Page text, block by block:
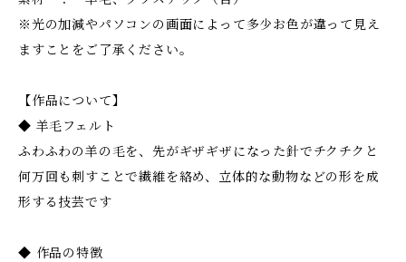
※光の加減やパソコンの画面によって多少お色が違って見え
ますことをご了承ください。
【作品について】
◆ 羊毛フェルト
ふわふわの羊の毛を、先がギザギザになった針でチクチクと
何万回も刺すことで繊維を絡め、立体的な動物などの形を成
形する技芸です
◆ 作品の特徴